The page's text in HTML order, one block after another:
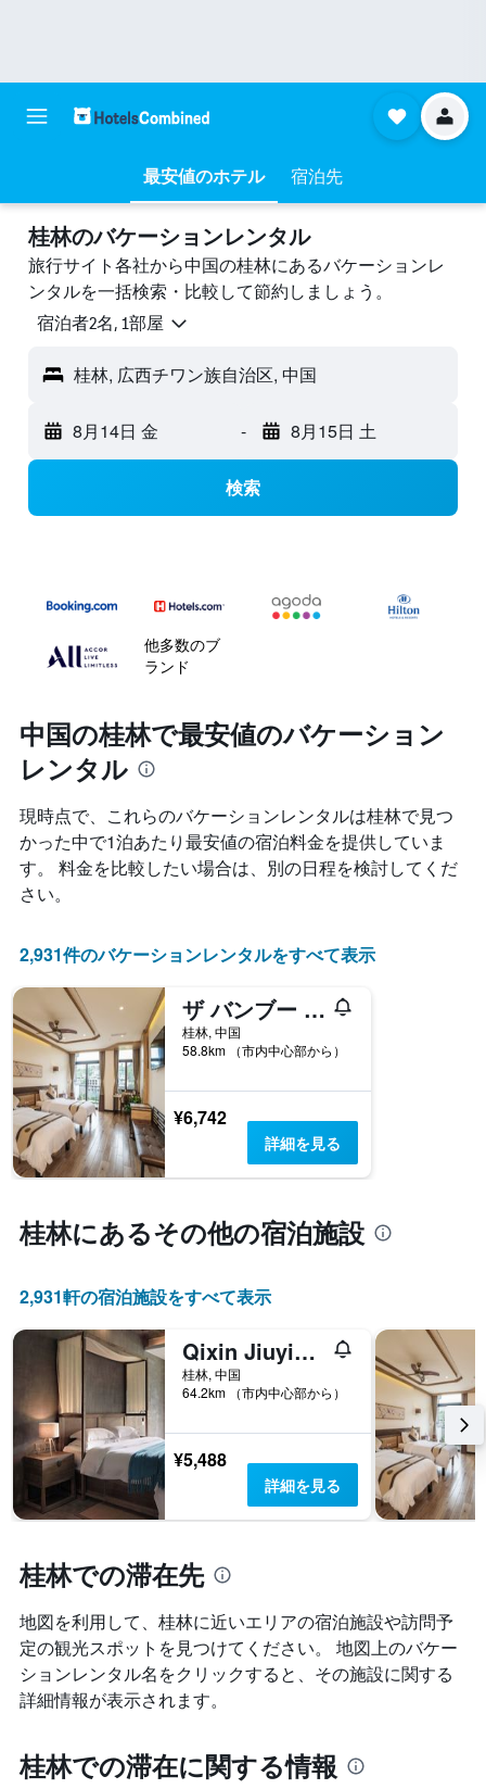
最安値のホテル 宿泊先
桂林のバケーションレンタル
旅行サイト各社から中国の桂林にあるバケーションレ
ンタルを一括検索・比較して節約しましょう。
宿泊者2名, 1​部屋
桂林, 広西チワン族自治区, 中国
8月14日 金 - 8月15日 土
検索
他多数のブ
ランド
中国の桂林で最安値のバケーション
レンタル
現時点で、これらのバケーションレンタルは桂林​で見つ
かった中で1泊あたり最安値の宿泊料金を提供していま
す。 料金を比較したい場合は、別の日程を検討してくだ
さい。
2,931件のバケーションレンタルをすべて表示
ザ バンブー リーフ 陽朔
桂林, 中国
58.8km （市内中心部から）
¥6,742
詳細を見る
桂林​にあるその他の宿泊施設
2,931​軒の宿泊施設をすべて表示
Qixin Jiuyin Inn Yangshuo
桂林, 中国
64.2km （市内中心部から）
¥5,488
詳細を見る
桂林での滞在先
地図を利用して、桂林​に近いエリアの宿泊施設や訪問予
定の観光スポットを見つけてください。 地図上のバケー
ションレンタル名をクリックすると、その施設に関する
詳細情報が表示されます。
桂林での滞在に関する情報